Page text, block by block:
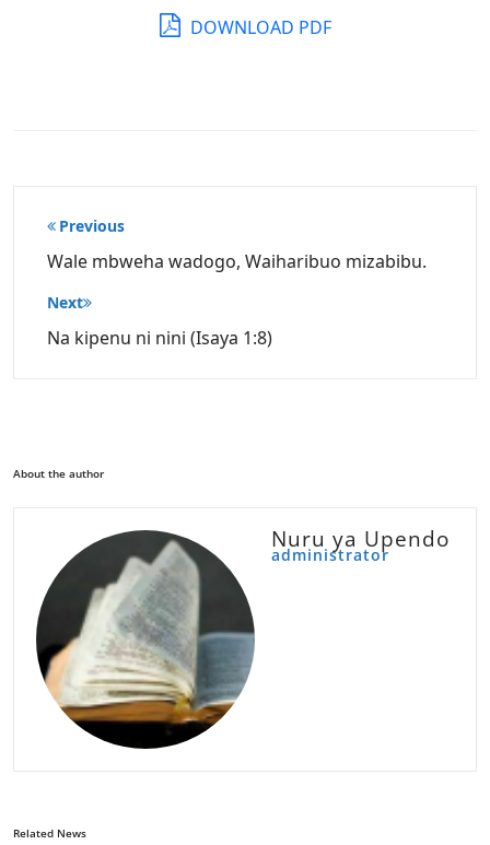
DOWNLOAD PDF
Post
navigation
Previous
Wale mbweha wadogo, Waiharibuo mizabibu.
Next
Na kipenu ni nini (Isaya 1:8)
About the author
Nuru ya Upendo
administrator
Related News